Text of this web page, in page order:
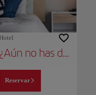
Hotel
¿Aún no has decidido dónde alojarte?
Reservar